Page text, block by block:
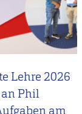
Lehre 2026
Phil
am